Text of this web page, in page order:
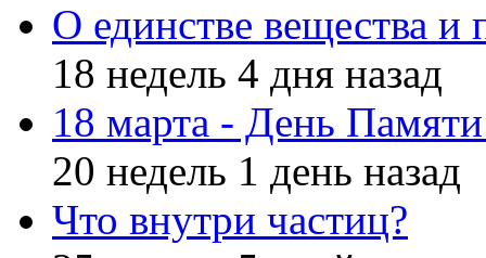
О единстве вещества и
18 недель 4 дня назад
18 марта - День
20 недель 1 день назад
Что внутри частиц?